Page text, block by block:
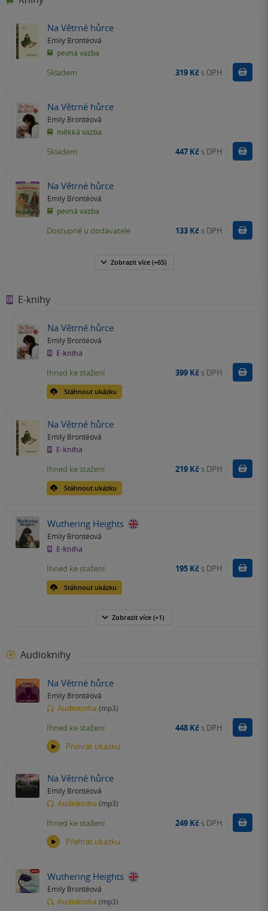
Na Větrné hůrce
Emily Brontëová
pevná vazba
Skladem 319 Kč s DPH
Na Větrné hůrce
Emily Brontëová
měkká vazba
Skladem 447 Kč s DPH
Na Větrné hůrce
Emily Brontëová
pevná vazba
Dostupné u dodavatele 133 Kč s DPH
Zobrazit více(+65)
E-knihy
Na Větrné hůrce
Emily Brontëová
E-kniha
Stáhnout ukázku
Ihned ke stažení 399 Kč s DPH Koupit
Na Větrné hůrce
Emily Brontëová
E-kniha
Stáhnout ukázku
Ihned ke stažení 219 Kč s DPH Koupit
Wuthering Heights
Emily Brontëová
E-kniha
Stáhnout ukázku
Ihned ke stažení 195 Kč s DPH Koupit
Zobrazit více (+1)
Audioknihy
Na Větrné hůrce
Emily Brontëová
Audiokniha (mp3)
Přehrát ukázku
Ihned ke stažení 448 Kč s DPH Koupit
Na Větrné hůrce
Emily Brontëová
Audiokniha (mp3)
Přehrát ukázku
Ihned ke stažení 249 Kč s DPH Koupit
Wuthering Heights
Emily Brontëová
Audiokniha (mp3)